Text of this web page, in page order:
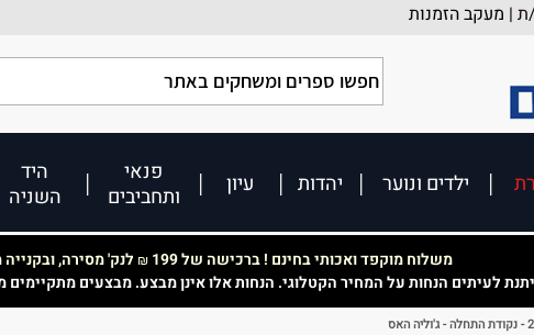
ת | מעקב הזמנות
ילדים ונוער יהדות עיון
פנאי
ותחביבים
היד
השניה
משלוח מוקפד ואכותי בחינם ! ברכישה של 199 ₪ לנק' מסירה, ובקנייה
לעיתים הנחות על המחיר הקטלוגי. הנחות אלו אינן מבצע. מבצעים